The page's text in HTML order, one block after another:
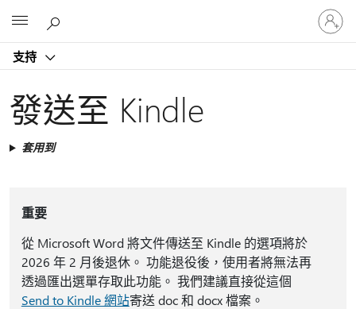
支持
登
入
您
發送至 Kindle
套用到
重要
從 Microsoft Word 將文件傳送至 Kindle 的選項將於
2026 年 2 月後退休。 功能退役後，使用者將無法再
透過匯出選單存取此功能。 我們建議直接從這個
Send to Kindle 網站寄送 doc 和 docx 檔案。